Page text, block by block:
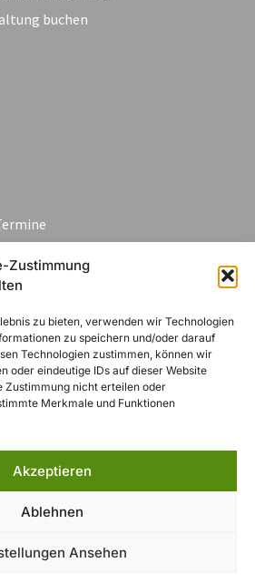
Zustimmung
zu bieten, verwenden wir Technologien
zu speichern und/oder darauf
Technologien zustimmen, können wir
oder eindeutige IDs auf dieser Website
Zustimmung nicht erteilen oder
Merkmale und Funktionen
Akzeptieren
Ablehnen
Ansehen
buchen